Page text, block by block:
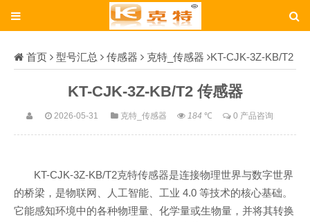
首页 型号汇总 传感器 克特_传感器 KT-CJK-3Z-KB/T2
KT-CJK-3Z-KB/T2 传感器
2026-05-31 克特_传感器 184 ℃ 0 产品咨询
KT-CJK-3Z-KB/T2克特传感器是连接物理世界与数字世界
的桥梁，是物联网、人工智能、工业 4.0 等技术的核心基础。
它能感知环境中的各种物理量、化学量或生物量，并将其转换